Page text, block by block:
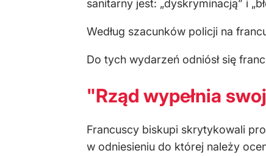
sanitarny jest: „dyskryminacją” i
Według szacunków policji na
Do tych wydarzeń odniósł się
"Rząd wypełnia
Francuscy biskupi skrytykowali
w odniesieniu do której należy